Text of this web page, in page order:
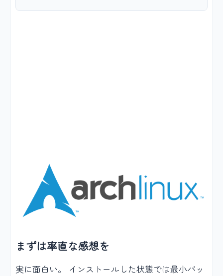
まずは率直な感想を
実に面白い。 インストールした状態では最小パッ